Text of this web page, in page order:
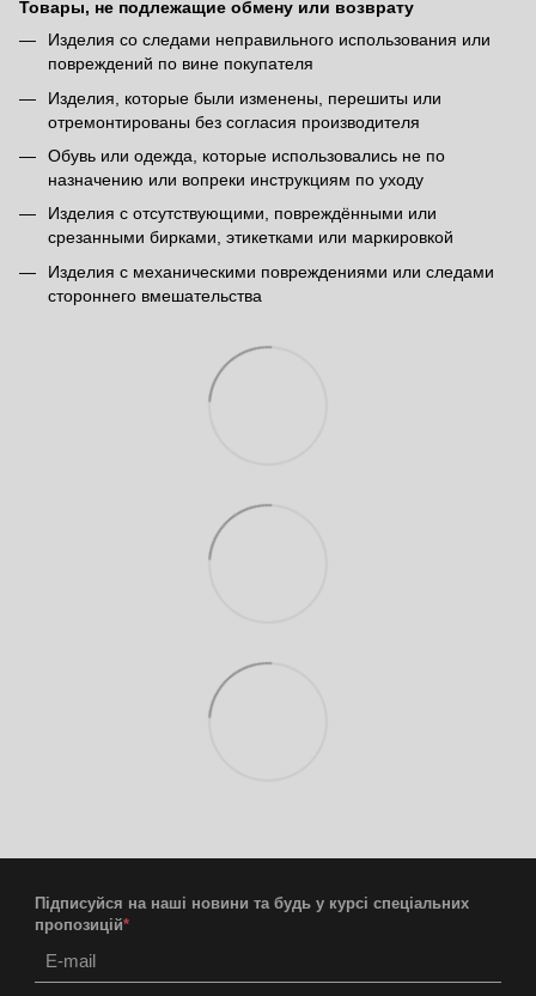
Товары, не подлежащие обмену или возврату
Изделия со следами неправильного использования или
повреждений по вине покупателя
Изделия, которые были изменены, перешиты или
отремонтированы без согласия производителя
Обувь или одежда, которые использовались не по
назначению или вопреки инструкциям по уходу
Изделия с отсутствующими, повреждёнными или
срезанными бирками, этикетками или маркировкой
Изделия с механическими повреждениями или следами
стороннего вмешательства
Підписуйся на наші новини та будь у курсі спеціальних
пропозицій*